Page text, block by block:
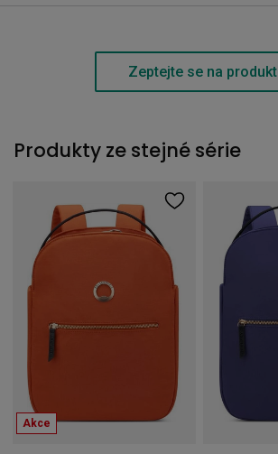
Zeptejte se na produkt
Produkty ze stejné série
Akce